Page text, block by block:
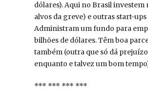
dólares). Aqui no Brasil investem
alvos da greve) e outras start-
Administram um fundo para
bilhões de dólares. Têm boa
também (outra que só dá
enquanto e talvez um bom
*** *** *** ***